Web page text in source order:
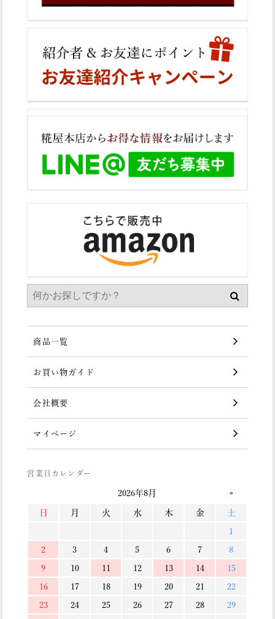
商品一覧
お買い物ガイド
会社概要
マイページ
営業日カレンダー